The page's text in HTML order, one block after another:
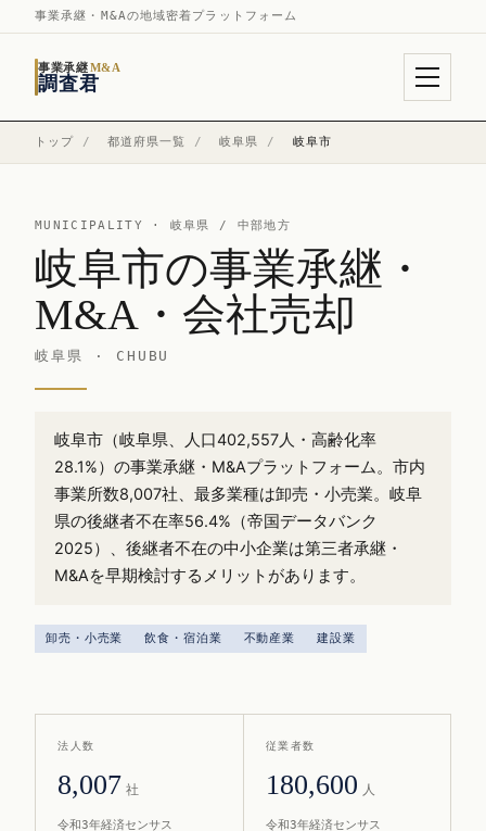
事業承継・M&Aの地域密着プラットフォーム
事業承継M&A
調査君
トップ / 都道府県一覧 / 岐阜県 / 岐阜市
MUNICIPALITY · 岐阜県 / 中部地方
岐阜市の事業承継・
M&A・会社売却
岐阜県 · CHUBU
岐阜市（岐阜県、人口402,557人・高齢化率
28.1%）の事業承継・M&Aプラットフォーム。市内
事業所数8,007社、最多業種は卸売・小売業。岐阜
県の後継者不在率56.4%（帝国データバンク
2025）、後継者不在の中小企業は第三者承継・
M&Aを早期検討するメリットがあります。
卸売・小売業 飲食・宿泊業 不動産業 建設業
法人数
8,007 社
令和3年経済センサス
従業者数
180,600 人
令和3年経済センサス